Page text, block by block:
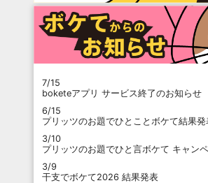
7/15
boketeアプリ サービス終了のお知らせ
6/15
プリッツのお題でひとことボケて結果発
3/10
プリッツのお題でひと言ボケて キャン
3/9
干支でボケて2026 結果発表